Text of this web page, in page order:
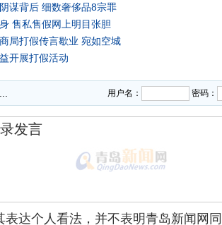
谋背后 细数奢侈品8宗罪
售私售假网上明目张胆
局打假传言歇业 宛如空城
开展打假活动
用户名： 密码：
表达个人看法，并不表明青岛新闻网